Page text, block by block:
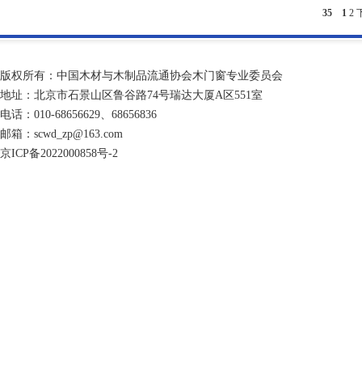
35 1 2
版权所有：中国木材与木制品流通协会木门窗专业委员会
地址：北京市石景山区鲁谷路74号瑞达大厦A区551室
电话：010-68656629、68656836
邮箱：scwd_zp@163.com
京ICP备2022000858号-2